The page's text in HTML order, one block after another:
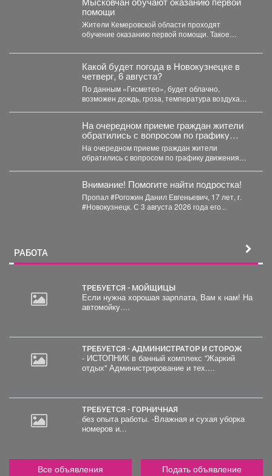
помощи
Жители Кемеровской области проходят
обучение оказанию первой помощи. Такое
Какой будет погода в Новокузнецке в
четверг, 6 августа?
По данным «Гисметео», будет облачно,
возможен дождь, гроза, температура воздуха
На очередном приеме граждан жители
обратились с вопросом по графику
движения общественного транспорта.
На очередном приеме граждан жители
обратились с вопросом по графику движения
Внимание! Помогите найти подростка!
Пропал #Рогожин Данил Евгеньевич, 17 лет, г.
#Новокузнецк. С 3 августа 2026 года его...
РАБОТА
ТРЕБУЕТСЯ - МОЙЩИЦЫ
Если нужна хорошая зарплата, Вам к нам! На
автомойку....
ТРЕБУЕТСЯ - АДМИНИСТРАТОР И СТОРОЖ
- ИСТОПНИК в банный комплекс "Жаркий
отдых" Администрирование и тех....
ТРЕБУЕТСЯ - ГОРНИЧНАЯ
без опыта работы. -Влажная и сухая уборка
номеров и...
Все объявления Подать объявление